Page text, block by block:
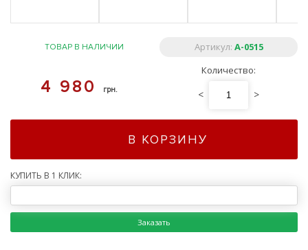
ТОВАР В НАЛИЧИИ Артикул: A-0515
4 980 грн.
Количество:
< >
В КОРЗИНУ
КУПИТЬ В 1 КЛИК:
Заказать